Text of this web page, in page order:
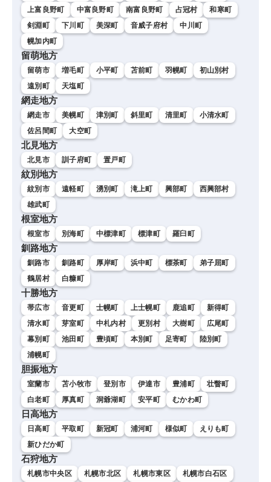
上富良野町
中富良野町 南富良野町 占冠村
和寒町
剣淵町
下川町 美深町 音威子府村
中川町
幌加内町
留萌地方
留萌市 増毛町 小平町 苫前町 羽幌町
初山別村
遠別町
天塩町
網走地方
網走市 美幌町 津別町 斜里町 清里町
小清水町
佐呂間町
大空町
北見地方
北見市 訓子府町 置戸町
紋別地方
紋別市 遠軽町 湧別町 滝上町 興部町
西興部村
雄武町
根室地方
根室市 別海町 中標津町 標津町 羅臼町
釧路地方
釧路市 釧路町 厚岸町 浜中町 標茶町
弟子屈町
鶴居村
白糠町
十勝地方
帯広市 音更町 士幌町 上士幌町 鹿追町
新得町
清水町
芽室町 中札内村 更別村 大樹町
広尾町
幕別町
池田町 豊頃町 本別町 足寄町
陸別町
浦幌町
胆振地方
室蘭市 苫小牧市 登別市 伊達市 豊浦町
壮瞥町
白老町
厚真町 洞爺湖町 安平町 むかわ町
日高地方
日高町 平取町 新冠町 浦河町 様似町
えりも町
新ひだか町
石狩地方
札幌市中央区 札幌市北区 札幌市東区 札幌市白石区